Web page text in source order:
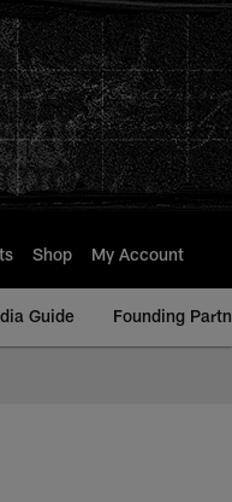
Shop My Account
Guide Founding